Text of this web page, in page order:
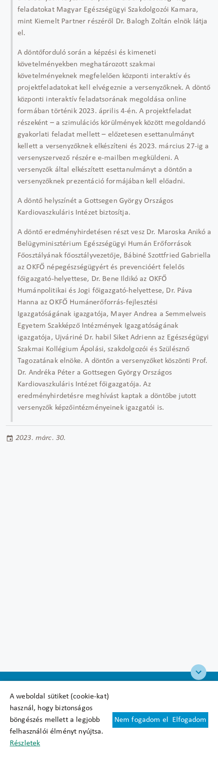
A weboldal sütiket (cookie-kat)
használ, hogy biztonságos
böngészés mellett a legjobb
felhasználói élményt nyújtsa.
Részletek
Nem fogadom el Elfogadom
feladatokat Magyar Egészségügyi Szakdolgozói Kamara,
mint Kiemelt Partner részéről Dr. Balogh Zoltán elnök látja
el.
A döntőforduló során a képzési és kimeneti
követelményekben meghatározott szakmai
követelményeknek megfelelően központi interaktív és
projektfeladatokat kell elvégeznie a versenyzőknek. A döntő
központi interaktív feladatsorának megoldása online
formában történik 2023. április 4-én. A projektfeladat
részeként – a szimulációs körülmények között megoldandó
gyakorlati feladat mellett – előzetesen esettanulmányt
kellett a versenyzőknek elkészíteni és 2023. március 27-ig a
versenyszervező részére e-mailben megküldeni. A
versenyzők által elkészített esettanulmányt a döntőn a
versenyzőknek prezentáció formájában kell előadni.
A döntő helyszínét a Gottsegen György Országos
Kardiovaszkuláris Intézet biztosítja.
A döntő eredményhirdetésen részt vesz Dr. Maroska Anikó a
Belügyminisztérium Egészségügyi Humán Erőforrások
Főosztályának főosztályvezetője, Bábiné Szottfried Gabriella
az OKFŐ népegészségügyért és prevencióért felelős
főigazgató-helyettese, Dr. Bene Ildikó az OKFŐ
Humánpolitikai és Jogi főigazgató-helyettese, Dr. Páva
Hanna az OKFŐ Humánerőforrás-fejlesztési
Igazgatóságának igazgatója, Mayer Andrea a Semmelweis
Egyetem Szakképző Intézmények Igazgatóságának
igazgatója, Ujváriné Dr. habil Siket Adrienn az Egészségügyi
Szakmai Kollégium Ápolási, szakdolgozói és Szülésznő
Tagozatának elnöke. A döntőn a versenyzőket köszönti Prof.
Dr. Andréka Péter a Gottsegen György Országos
Kardiovaszkuláris Intézet főigazgatója. Az
eredményhirdetésre meghívást kaptak a döntőbe jutott
versenyzők képzőintézményeinek igazgatói is.
2023. márc. 30.
Felhasználási feltételek